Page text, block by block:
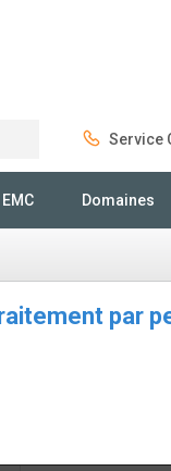
Service
Domaines
par